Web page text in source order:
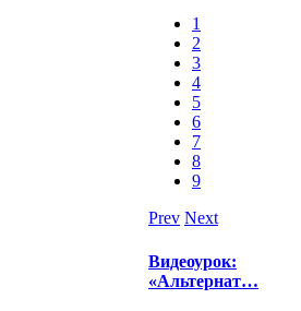
1
2
3
4
5
6
7
8
9
Prev Next
Видеоурок:
«Альтернат…